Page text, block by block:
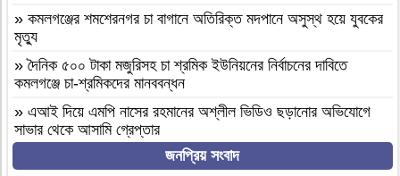
» কমলগঞ্জের শমশেরনগর চা বাগানে অতিরিক্ত মদপানে অসুস্থ হয়ে যুবকের
মৃত্যু
»দৈনিক ৫০০ টাকা মজুরিসহ চা শ্রমিক ইউনিয়নের নির্বাচনের দাবিতে
কমলগঞ্জে চা-শ্রমিকদের মানববন্ধন
» এআই দিয়ে এমপি নাসের রহমানের অশ্লীল ভিডিও ছড়ানোর অভিযোগে
সাভার থেকে আসামি গ্রেপ্তার
বগুড়া আদমদীঘি ১শ পিস ট্যাপেন্টাডলসহ একজন গ্রেফতার
জনপ্রিয় সংবাদ